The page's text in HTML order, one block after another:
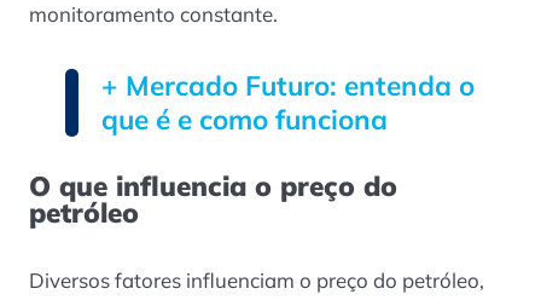
monitoramento constante.
+ Mercado Futuro: entenda o
que é e como funciona
O que influencia o preço do
petróleo
Diversos fatores influenciam o preço do petróleo,